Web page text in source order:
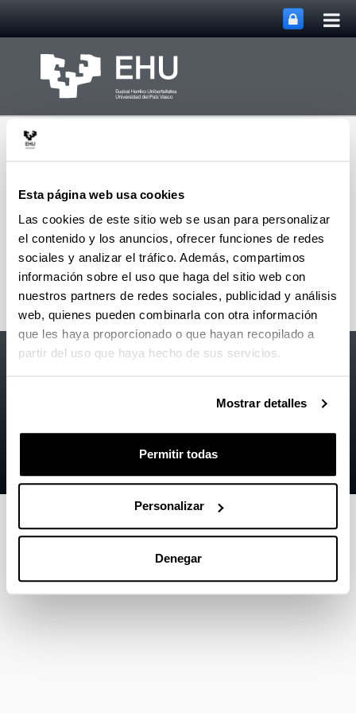
Esta página web usa cookies
Las cookies de este sitio web se usan para personalizar
el contenido y los anuncios, ofrecer funciones de redes
sociales y analizar el tráfico. Además, compartimos
información sobre el uso que haga del sitio web con
nuestros partners de redes sociales, publicidad y análisis
web, quienes pueden combinarla con otra información
que les haya proporcionado o que hayan recopilado a
partir del uso que haya hecho de sus servicios.
Mostrar detalles
Permitir todas
Personalizar
Denegar
David Hoyos MenúAbrir/cerrar
Accesibilidad
Información legal
Ayuda